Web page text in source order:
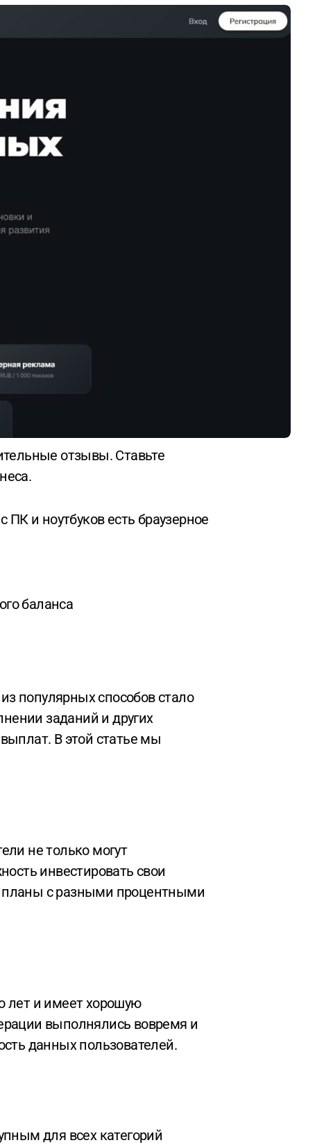
и ноутбуков есть браузерное
баланса
заданий и других
В этой статье мы
инвестировать свои
планы с разными процентными
выполнялись вовремя и
данных пользователей.